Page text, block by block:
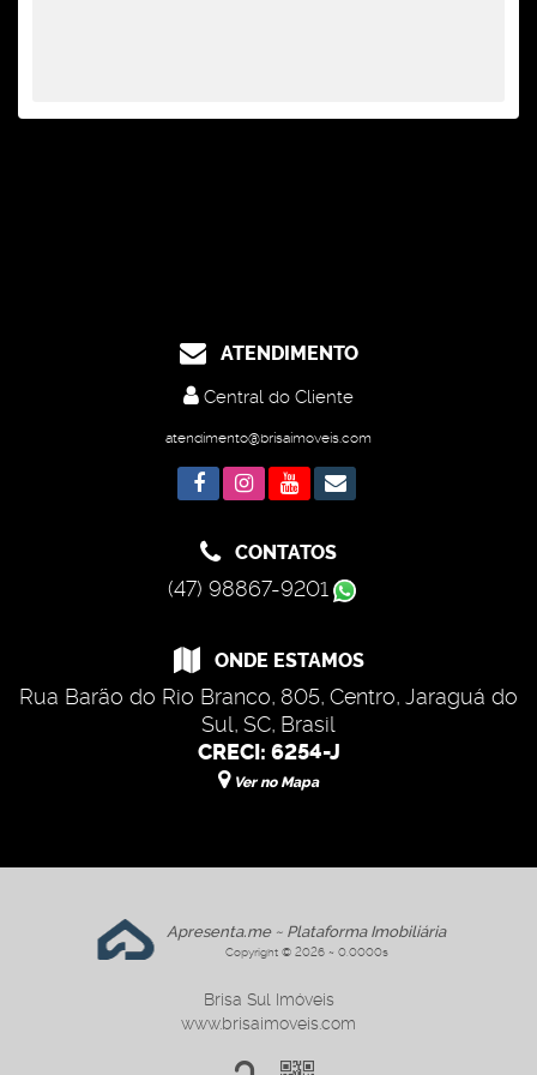
ATENDIMENTO
Central do Cliente
atendimento@brisaimoveis.com
CONTATOS
(47) 98867-9201
ONDE ESTAMOS
Rua Barão do Rio Branco, 805, Centro, Jaraguá do
Sul, SC, Brasil
CRECI: 6254-J
Ver no Mapa
Apresenta.me ~ Plataforma Imobiliária
Copyright © 2026 ~ 0.0000s
Brisa Sul Imóveis
www.brisaimoveis.com